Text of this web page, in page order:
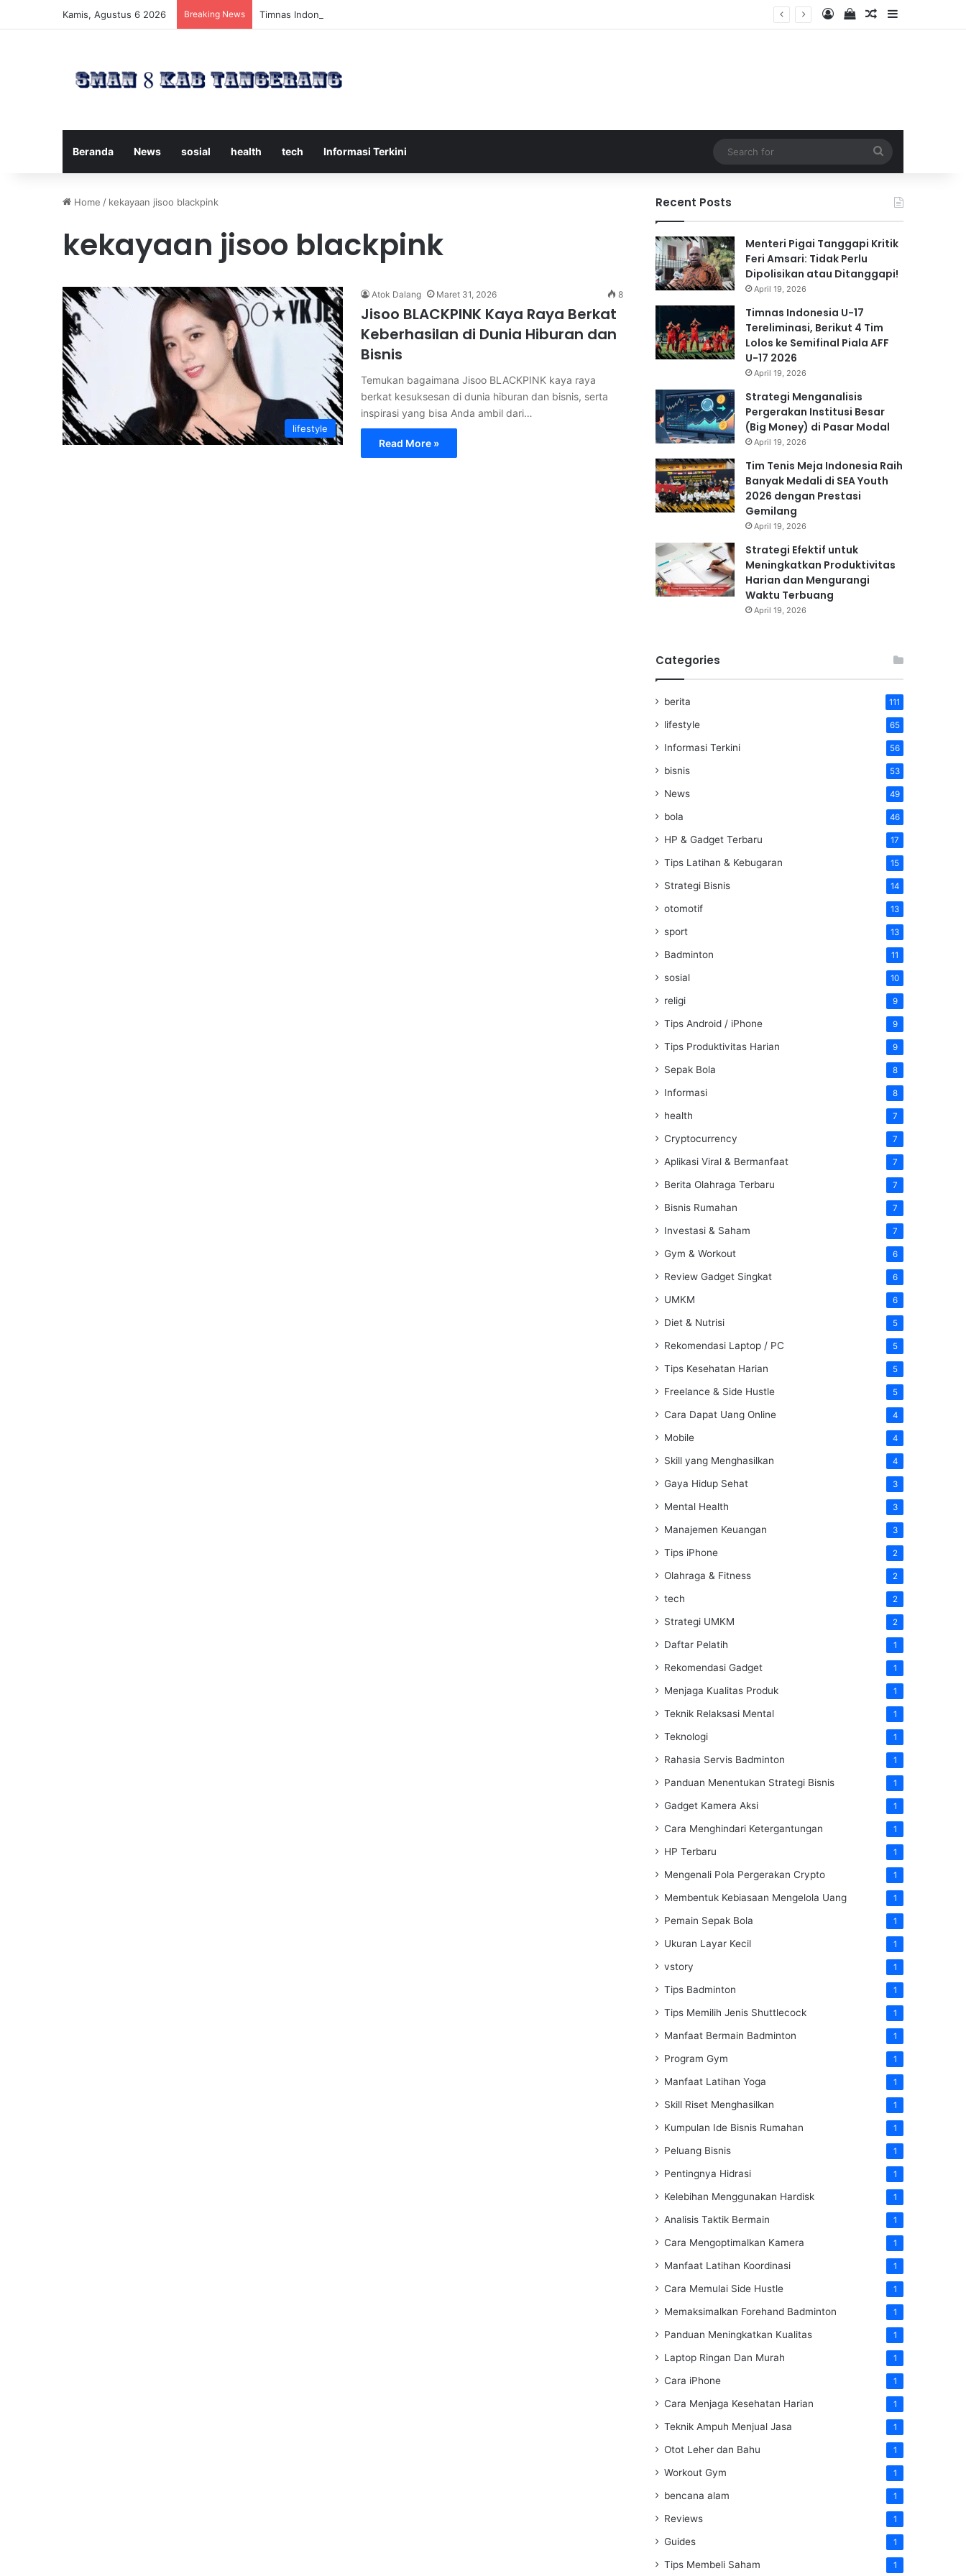
Kamis, Agustus 6 2026 Breaking News Timnas Indonesia U-17 Tereliminasi, Berikut 4 Tim Lolos ke Semifinal Piala AFF U-17 2026 Log InView your
Random Article
Sidebar
Beranda News sosial health tech Informasi Terkini
for
Home / kekayaan jisoo blackpink
kekayaan jisoo blackpink
lifestyle
Atok Dalang Maret 31, 2026 8
Jisoo BLACKPINK Kaya Raya Berkat
Keberhasilan di Dunia Hiburan dan
Bisnis
Temukan bagaimana Jisoo BLACKPINK kaya raya
berkat kesuksesan di dunia hiburan dan bisnis, serta
inspirasi yang bisa Anda ambil dari…
Read More »
Recent Posts
Menteri Pigai Tanggapi Kritik
Feri Amsari: Tidak Perlu
Dipolisikan atau Ditanggapi!
April 19, 2026
Timnas Indonesia U-17
Tereliminasi, Berikut 4 Tim
Lolos ke Semifinal Piala AFF
U-17 2026
April 19, 2026
Strategi Menganalisis
Pergerakan Institusi Besar
(Big Money) di Pasar Modal
April 19, 2026
Tim Tenis Meja Indonesia Raih
Banyak Medali di SEA Youth
2026 dengan Prestasi
Gemilang
April 19, 2026
Strategi Efektif untuk
Meningkatkan Produktivitas
Harian dan Mengurangi
Waktu Terbuang
April 19, 2026
Categories
berita 111
lifestyle 65
Informasi Terkini 56
bisnis 53
News 49
bola 46
HP & Gadget Terbaru 17
Tips Latihan & Kebugaran 15
Strategi Bisnis 14
otomotif 13
sport 13
Badminton 11
sosial 10
religi 9
Tips Android / iPhone 9
Tips Produktivitas Harian 9
Sepak Bola 8
Informasi 8
health 7
Cryptocurrency 7
Aplikasi Viral & Bermanfaat 7
Berita Olahraga Terbaru 7
Bisnis Rumahan 7
Investasi & Saham 7
Gym & Workout 6
Review Gadget Singkat 6
UMKM 6
Diet & Nutrisi 5
Rekomendasi Laptop / PC 5
Tips Kesehatan Harian 5
Freelance & Side Hustle 5
Cara Dapat Uang Online 4
Mobile 4
Skill yang Menghasilkan 4
Gaya Hidup Sehat 3
Mental Health 3
Manajemen Keuangan 3
Tips iPhone 2
Olahraga & Fitness 2
tech 2
Strategi UMKM 2
Daftar Pelatih 1
Rekomendasi Gadget 1
Menjaga Kualitas Produk 1
Teknik Relaksasi Mental 1
Teknologi 1
Rahasia Servis Badminton 1
Panduan Menentukan Strategi Bisnis 1
Gadget Kamera Aksi 1
Cara Menghindari Ketergantungan 1
HP Terbaru 1
Mengenali Pola Pergerakan Crypto 1
Membentuk Kebiasaan Mengelola Uang 1
Pemain Sepak Bola 1
Ukuran Layar Kecil 1
vstory 1
Tips Badminton 1
Tips Memilih Jenis Shuttlecock 1
Manfaat Bermain Badminton 1
Program Gym 1
Manfaat Latihan Yoga 1
Skill Riset Menghasilkan 1
Kumpulan Ide Bisnis Rumahan 1
Peluang Bisnis 1
Pentingnya Hidrasi 1
Kelebihan Menggunakan Hardisk 1
Analisis Taktik Bermain 1
Cara Mengoptimalkan Kamera 1
Manfaat Latihan Koordinasi 1
Cara Memulai Side Hustle 1
Memaksimalkan Forehand Badminton 1
Panduan Meningkatkan Kualitas 1
Laptop Ringan Dan Murah 1
Cara iPhone 1
Cara Menjaga Kesehatan Harian 1
Teknik Ampuh Menjual Jasa 1
Otot Leher dan Bahu 1
Workout Gym 1
bencana alam 1
Reviews 1
Guides 1
Tips Membeli Saham 1